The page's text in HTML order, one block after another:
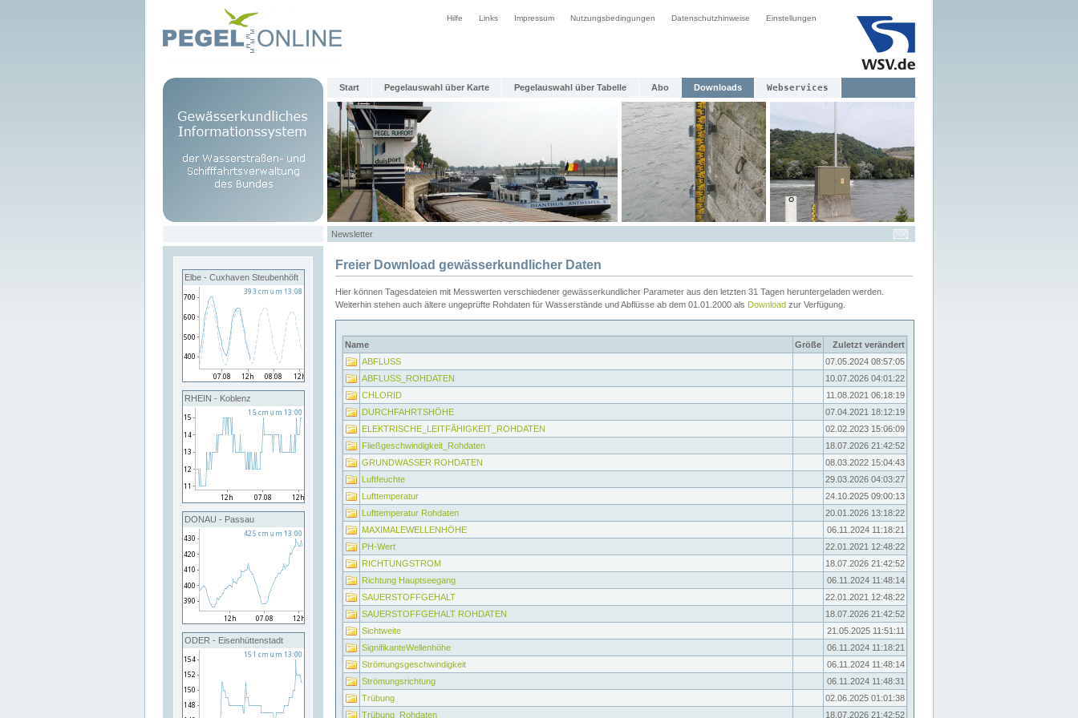
Hilfe Links Impressum Nutzungsbedingungen Datenschutzhinweise Einstellungen
Start Pegelauswahl über Karte Pegelauswahl über Tabelle Abo Downloads Webservices
Newsletter
Elbe - Cuxhaven Steubenhöft
RHEIN - Koblenz
DONAU - Passau
ODER - Eisenhüttenstadt
Freier Download gewässerkundlicher Daten
Hier können Tagesdateien mit Messwerten verschiedener gewässerkundlicher Parameter aus den letzten 31 Tagen heruntergeladen werden.
Weiterhin stehen auch ältere ungeprüfte Rohdaten für Wasserstände und Abflüsse ab dem 01.01.2000 als Download zur Verfügung.
Name Größe
Zuletzt verändert
ABFLUSS
07.05.2024 08:57:05
ABFLUSS_ROHDATEN
10.07.2026 04:01:22
CHLORID
11.08.2021 06:18:19
DURCHFAHRTSHÖHE
07.04.2021 18:12:19
ELEKTRISCHE_LEITFÄHIGKEIT_ROHDATEN
02.02.2023 15:06:09
Fließgeschwindigkeit_Rohdaten
18.07.2026 21:42:52
GRUNDWASSER ROHDATEN
08.03.2022 15:04:43
Luftfeuchte
29.03.2026 04:03:27
Lufttemperatur
24.10.2025 09:00:13
Lufttemperatur Rohdaten
20.01.2026 13:18:22
MAXIMALEWELLENHÖHE
06.11.2024 11:18:21
PH-Wert
22.01.2021 12:48:22
RICHTUNGSTROM
18.07.2026 21:42:52
Richtung Hauptseegang
06.11.2024 11:48:14
SAUERSTOFFGEHALT
22.01.2021 12:48:22
SAUERSTOFFGEHALT ROHDATEN
18.07.2026 21:42:52
Sichtweite
21.05.2025 11:51:11
SignifikanteWellenhöhe
06.11.2024 11:18:21
Strömungsgeschwindigkeit
06.11.2024 11:48:14
Strömungsrichtung
06.11.2024 11:48:31
Trübung
02.06.2025 01:01:38
Trübung_Rohdaten
18.07.2026 21:42:52